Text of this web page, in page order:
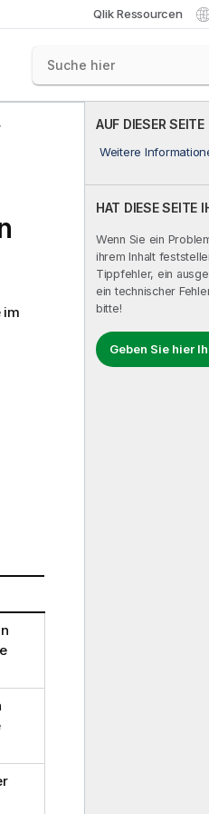
Qlik Ressourcen
AUF DIESER SEITE
Weitere
HAT DIESE SEITE
Wenn Sie ein
ihrem Inhalt
Tippfehler, ein
ein technischer
bitte!
Geben Sie hier
im